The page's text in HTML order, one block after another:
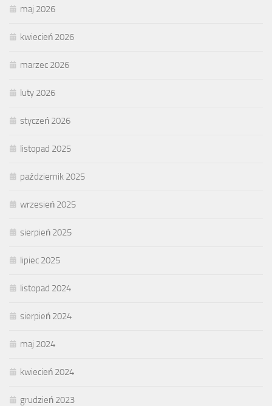
maj 2026
kwiecień 2026
marzec 2026
luty 2026
styczeń 2026
listopad 2025
październik 2025
wrzesień 2025
sierpień 2025
lipiec 2025
listopad 2024
sierpień 2024
maj 2024
kwiecień 2024
grudzień 2023